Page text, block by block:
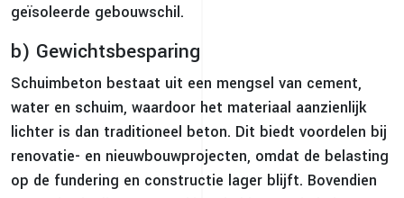
geïsoleerde gebouwschil.
b) Gewichtsbesparing
Schuimbeton bestaat uit een mengsel van cement,
water en schuim, waardoor het materiaal aanzienlijk
lichter is dan traditioneel beton. Dit biedt voordelen bij
renovatie- en nieuwbouwprojecten, omdat de belasting
op de fundering en constructie lager blijft. Bovendien